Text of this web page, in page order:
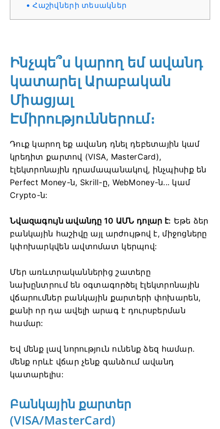
Հաշիվների տեսակներ
Ինչպե՞ս կարող եմ ավանդ
կատարել Արաբական
Միացյալ
Էմիրություններում։
Դուք կարող եք ավանդ դնել դեբետային կամ
կրեդիտ քարտով (VISA, MasterCard),
էլեկտրոնային դրամապանակով, ինչպիսիք են
Perfect Money-ն, Skrill-ը, WebMoney-ն... կամ
Crypto-ն:
Նվազագույն ավանդը 10 ԱՄՆ դոլար է: Եթե ձեր
բանկային հաշիվը այլ արժույթով է, միջոցները
կփոխարկվեն ավտոմատ կերպով:
Մեր առևտրականներից շատերը
նախընտրում են օգտագործել էլեկտրոնային
վճարումներ բանկային քարտերի փոխարեն,
քանի որ դա ավելի արագ է դուրսբերման
համար:
Եվ մենք լավ նորություն ունենք ձեզ համար.
մենք որևէ վճար չենք գանձում ավանդ
կատարելիս:
Բանկային քարտեր
(VISA/MasterCard)